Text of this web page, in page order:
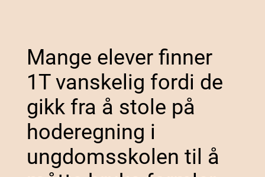
Mange elever finner
1T vanskelig fordi de
gikk fra å stole på
hoderegning i
ungdomsskolen til å